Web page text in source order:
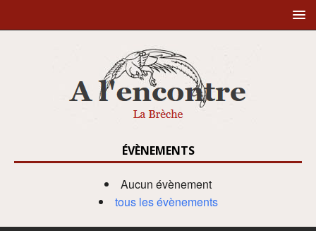
ÉVÈNEMENTS
Aucun évènement
tous les évènements